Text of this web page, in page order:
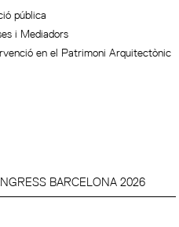
pública
i Mediadors
en el Patrimoni Arquitectònic
BARCELONA 2026